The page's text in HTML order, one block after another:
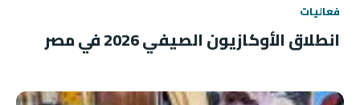
فعاليات
انطلاق الأوكازيون الصيفي 2026 في مصر